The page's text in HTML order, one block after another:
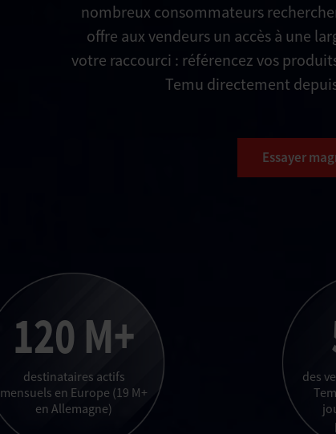
nombreux consommateurs
offre aux vendeurs un accès à une
votre raccourci : référencez vos
Temu directement
Essayer
120 M+
destinataires actifs
mensuels en Europe (19 M+
en Allemagne)
des